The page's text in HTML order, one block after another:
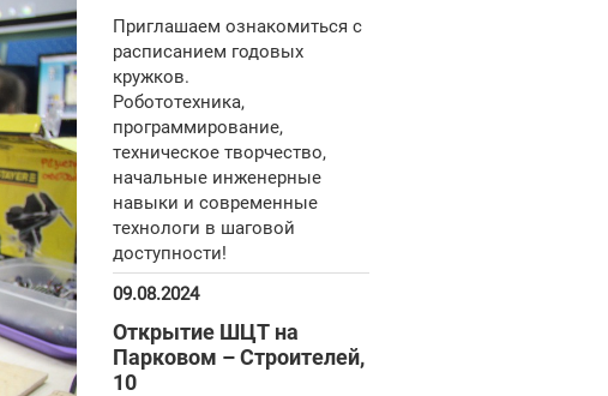
Приглашаем ознакомиться с
расписанием годовых
кружков.
Робототехника,
программирование,
техническое творчество,
начальные инженерные
навыки и современные
технологи в шаговой
доступности!
09.08.2024
Открытие ШЦТ на
Парковом – Строителей,
10